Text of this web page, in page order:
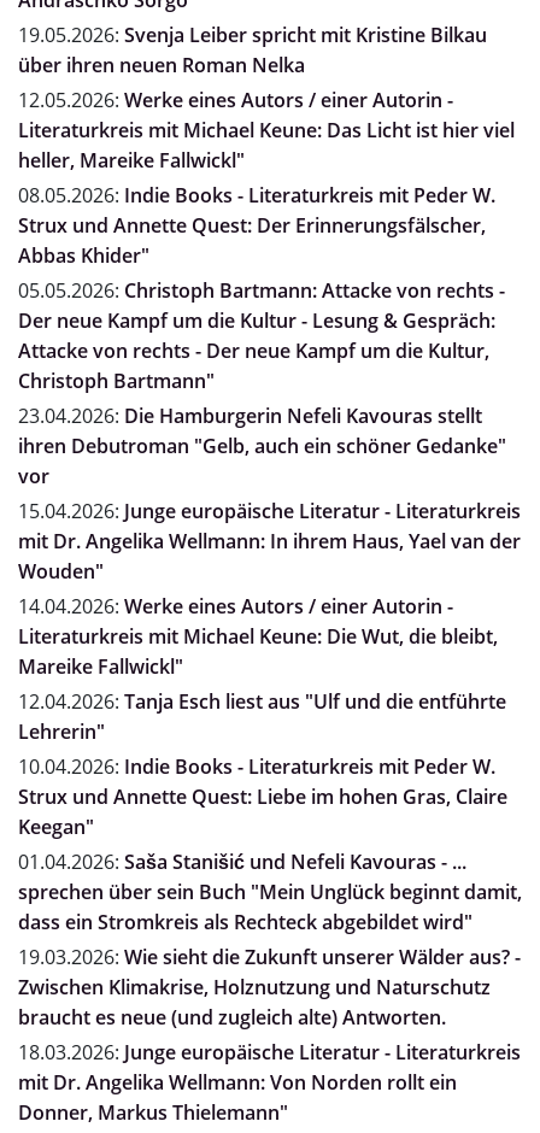
19.05.2026: Svenja Leiber spricht mit Kristine Bilkau
über ihren neuen Roman Nelka
12.05.2026: Werke eines Autors / einer Autorin -
Literaturkreis mit Michael Keune: Das Licht ist hier viel
heller, Mareike Fallwickl"
08.05.2026: Indie Books - Literaturkreis mit Peder W.
Strux und Annette Quest: Der Erinnerungsfälscher,
Abbas Khider"
05.05.2026: Christoph Bartmann: Attacke von rechts -
Der neue Kampf um die Kultur - Lesung & Gespräch:
Attacke von rechts - Der neue Kampf um die Kultur,
Christoph Bartmann"
23.04.2026: Die Hamburgerin Nefeli Kavouras stellt
ihren Debutroman "Gelb, auch ein schöner Gedanke"
vor
15.04.2026: Junge europäische Literatur - Literaturkreis
mit Dr. Angelika Wellmann: In ihrem Haus, Yael van der
Wouden"
14.04.2026: Werke eines Autors / einer Autorin -
Literaturkreis mit Michael Keune: Die Wut, die bleibt,
Mareike Fallwickl"
12.04.2026: Tanja Esch liest aus "Ulf und die entführte
Lehrerin"
10.04.2026: Indie Books - Literaturkreis mit Peder W.
Strux und Annette Quest: Liebe im hohen Gras, Claire
Keegan"
01.04.2026: Saša Stanišić und Nefeli Kavouras - ...
sprechen über sein Buch "Mein Unglück beginnt damit,
dass ein Stromkreis als Rechteck abgebildet wird"
19.03.2026: Wie sieht die Zukunft unserer Wälder aus? -
Zwischen Klimakrise, Holznutzung und Naturschutz
braucht es neue (und zugleich alte) Antworten.
18.03.2026: Junge europäische Literatur - Literaturkreis
mit Dr. Angelika Wellmann: Von Norden rollt ein
Donner, Markus Thielemann"